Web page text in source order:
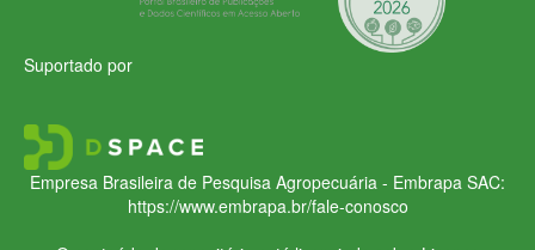
Suportado por
Empresa Brasileira de Pesquisa Agropecuária - Embrapa SAC:
https://www.embrapa.br/fale-conosco